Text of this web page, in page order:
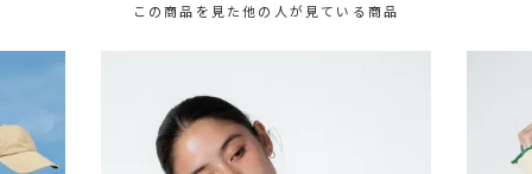
この商品を見た他の人が見ている商品